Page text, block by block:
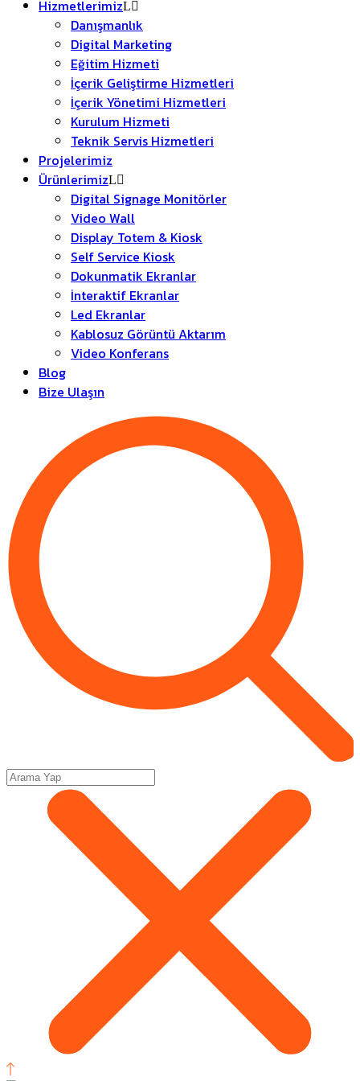
Hizmetlerimiz
Danışmanlık
Digital Marketing
Eğitim Hizmeti
İçerik Geliştirme Hizmetleri
İçerik Yönetimi Hizmetleri
Kurulum Hizmeti
Teknik Servis Hizmetleri
Projelerimiz
Ürünlerimiz
Digital Signage Monitörler
Video Wall
Display Totem & Kiosk
Self Service Kiosk
Dokunmatik Ekranlar
İnteraktif Ekranlar
Led Ekranlar
Kablosuz Görüntü Aktarım
Video Konferans
Blog
Bize Ulaşın